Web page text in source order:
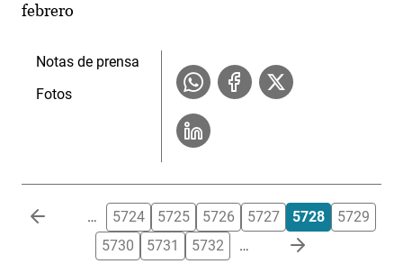
febrero
Notas de prensa
Fotos
Paginación … 5724 5725 5726 5727 5728
5729
5730
5731 5732 …